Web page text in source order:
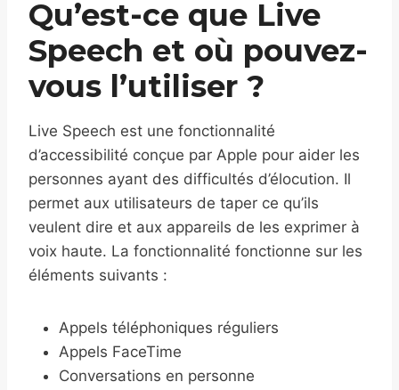
Qu’est-ce que Live
Speech et où pouvez-
vous l’utiliser ?
Live Speech est une fonctionnalité
d’accessibilité conçue par Apple pour aider les
personnes ayant des difficultés d’élocution. Il
permet aux utilisateurs de taper ce qu’ils
veulent dire et aux appareils de les exprimer à
voix haute. La fonctionnalité fonctionne sur les
éléments suivants :
Appels téléphoniques réguliers
Appels FaceTime
Conversations en personne